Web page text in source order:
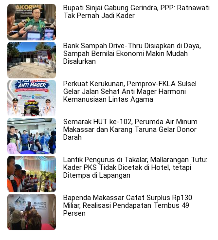
Bupati Sinjai Gabung Gerindra, PPP: Ratnawati
Tak Pernah Jadi Kader
Bank Sampah Drive-Thru Disiapkan di Daya,
Sampah Bernilai Ekonomi Makin Mudah
Disalurkan
Perkuat Kerukunan, Pemprov-FKLA Sulsel
Gelar Jalan Sehat Anti Mager Harmoni
Kemanusiaan Lintas Agama
Semarak HUT ke-102, Perumda Air Minum
Makassar dan Karang Taruna Gelar Donor
Darah
Lantik Pengurus di Takalar, Mallarangan Tutu:
Kader PKS Tidak Dicetak di Hotel, tetapi
Ditempa di Lapangan
Bapenda Makassar Catat Surplus Rp130
Miliar, Realisasi Pendapatan Tembus 49
Persen